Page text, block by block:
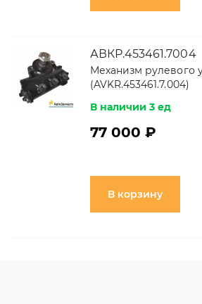
АВКР.453461.7004
Механизм рулевого
(AVKR.453461.7.004)
В наличии 3 ед
77 000 ₽
В корзину